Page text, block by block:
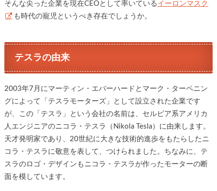
そんな尖った企業を現在CEOとして率いている イーロンマスク
も時代の寵児というべき存在でしょうか。
テスラの由来
2003年7月にマーティン・エバーハードとマーク・ターペニン
グによって「テスラモーターズ」として設立された企業です
が、この「テスラ」という会社の名前は、セルビア系アメリカ
人エンジニアのニコラ・テスラ（Nikola Tesla）に由来します。
天才発明家であり、20世紀に大きな技術的進歩をもたらしたニ
コラ・テスラに敬意を表して、つけられました。ちなみに、テ
スラのロゴ・デザインもニコラ・テスラが作ったモーターの断
面を模しています。